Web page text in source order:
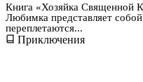
Книга «Хозяйка Священной
Любимка представляет
переплетаются...
Приключения